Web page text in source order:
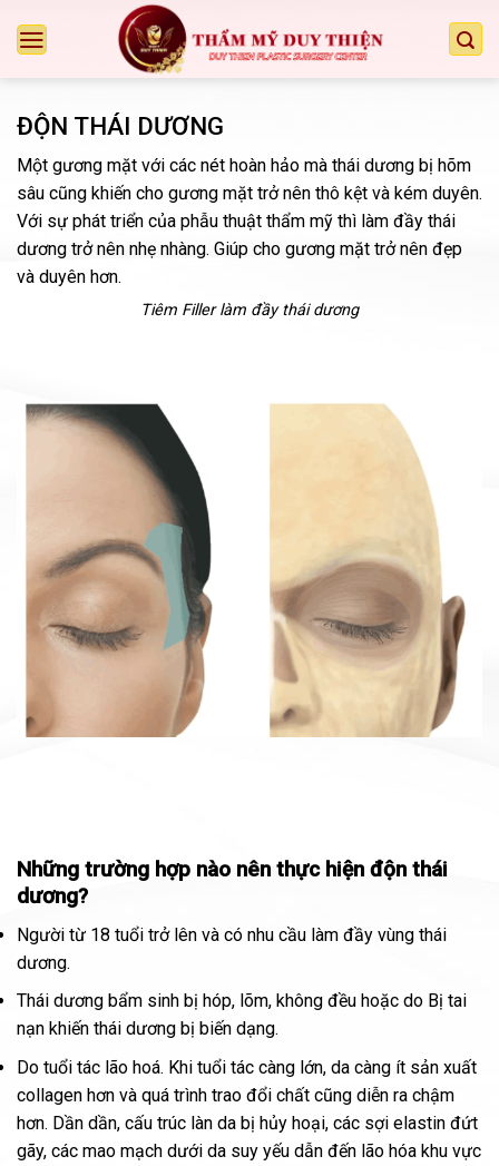
đến
ĐỘN THÁI DƯƠNG
Một gương mặt với các nét hoàn hảo mà thái dương bị hõm
sâu cũng khiến cho gương mặt trở nên thô kệt và kém duyên.
Với sự phát triển của phẫu thuật thẩm mỹ thì làm đầy thái
dương trở nên nhẹ nhàng. Giúp cho gương mặt trở nên đẹp
và duyên hơn.
Tiêm Filler làm đầy thái dương
Những trường hợp nào nên thực hiện độn thái
dương?
Người từ 18 tuổi trở lên và có nhu cầu làm đầy vùng thái
dương.
Thái dương bẩm sinh bị hóp, lõm, không đều hoặc do Bị tai
nạn khiến thái dương bị biến dạng.
Do tuổi tác lão hoá. Khi tuổi tác càng lớn, da càng ít sản xuất
collagen hơn và quá trình trao đổi chất cũng diễn ra chậm
hơn. Dần dần, cấu trúc làn da bị hủy hoại, các sợi elastin đứt
gãy, các mao mạch dưới da suy yếu dẫn đến lão hóa khu vực